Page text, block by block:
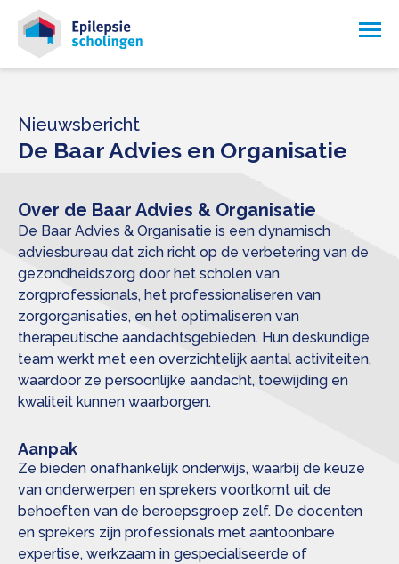
Nieuwsbericht
De Baar Advies en Organisatie
Over de Baar Advies & Organisatie
De Baar Advies & Organisatie is een dynamisch
adviesbureau dat zich richt op de verbetering van de
gezondheidszorg door het scholen van
zorgprofessionals, het professionaliseren van
zorgorganisaties, en het optimaliseren van
therapeutische aandachtsgebieden. Hun deskundige
team werkt met een overzichtelijk aantal activiteiten,
waardoor ze persoonlijke aandacht, toewijding en
kwaliteit kunnen waarborgen.
Aanpak
Ze bieden onafhankelijk onderwijs, waarbij de keuze
van onderwerpen en sprekers voortkomt uit de
behoeften van de beroepsgroep zelf. De docenten
en sprekers zijn professionals met aantoonbare
expertise, werkzaam in gespecialiseerde of